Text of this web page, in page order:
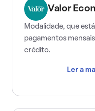
Valor
Modalidade, que
pagamentos
crédito.
Ler a